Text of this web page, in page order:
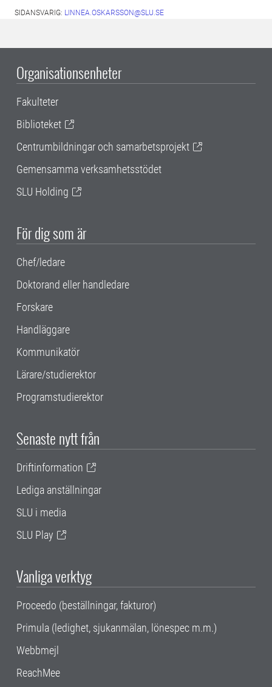
SIDANSVARIG: LINNEA.OSKARSSON@SLU.SE
Organisationsenheter
Fakulteter
Biblioteket
Centrumbildningar och samarbetsprojekt
Gemensamma verksamhetsstödet
SLU Holding
För dig som är
Chef/ledare
Doktorand eller handledare
Forskare
Handläggare
Kommunikatör
Lärare/studierektor
Programstudierektor
Senaste nytt från
Driftinformation
Lediga anställningar
SLU i media
SLU Play
Vanliga verktyg
Proceedo (beställningar, fakturor)
Primula (ledighet, sjukanmälan, lönespec m.m.)
Webbmejl
ReachMee